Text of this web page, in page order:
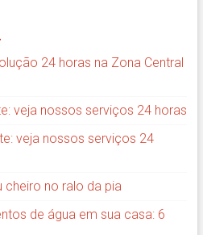
24 horas na Zona Central
veja nossos serviços 24 horas
veja nossos serviços 24
cheiro no ralo da pia
de água em sua casa: 6